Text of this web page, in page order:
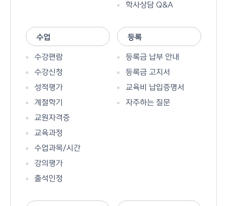
학사상담 Q&A
수업
수강편람
수강신청
성적평가
계절학기
교원자격증
교육과정
수업과목/시간
강의평가
출석인정
등록
등록금 납부 안내
등록금 고지서
교육비 납입증명서
자주하는 질문